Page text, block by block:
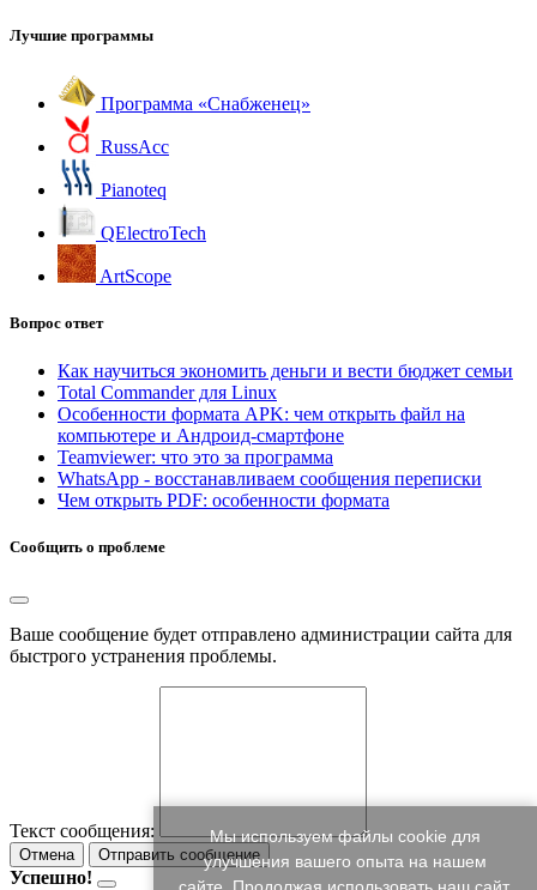
Лучшие программы
Программа «Снабженец»
RussAcc
Pianoteq
QElectroTech
ArtScope
Вопрос ответ
Как научиться экономить деньги и вести бюджет семьи
Total Commander для Linux
Особенности формата APK: чем открыть файл на
компьютере и Андроид-смартфоне
Teamviewer: что это за программа
WhatsApp - восстанавливаем сообщения переписки
Чем открыть PDF: особенности формата
Сообщить о проблеме
Ваше сообщение будет отправлено администрации сайта для
быстрого устранения проблемы.
Текст сообщения:
Отмена Отправить сообщение
Успешно!
Мы используем файлы cookie для
улучшения вашего опыта на нашем